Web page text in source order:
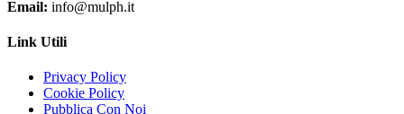
Email: info@mulph.it
Link Utili
Privacy Policy
Cookie Policy
Pubblica Con Noi